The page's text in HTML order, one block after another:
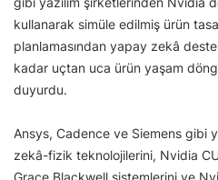
kullanarak simüle edilmiş ürün
planlamasından yapay zekâ
kadar uçtan uca ürün yaşam
duyurdu.
Ansys, Cadence ve Siemens gibi
zekâ-fizik teknolojilerini, Nvidia
Grace Blackwell sistemlerini ve